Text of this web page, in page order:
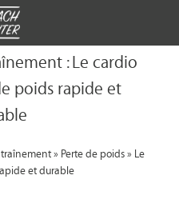
: Le cardio
poids rapide et
»Perte de poids»Le
et durable